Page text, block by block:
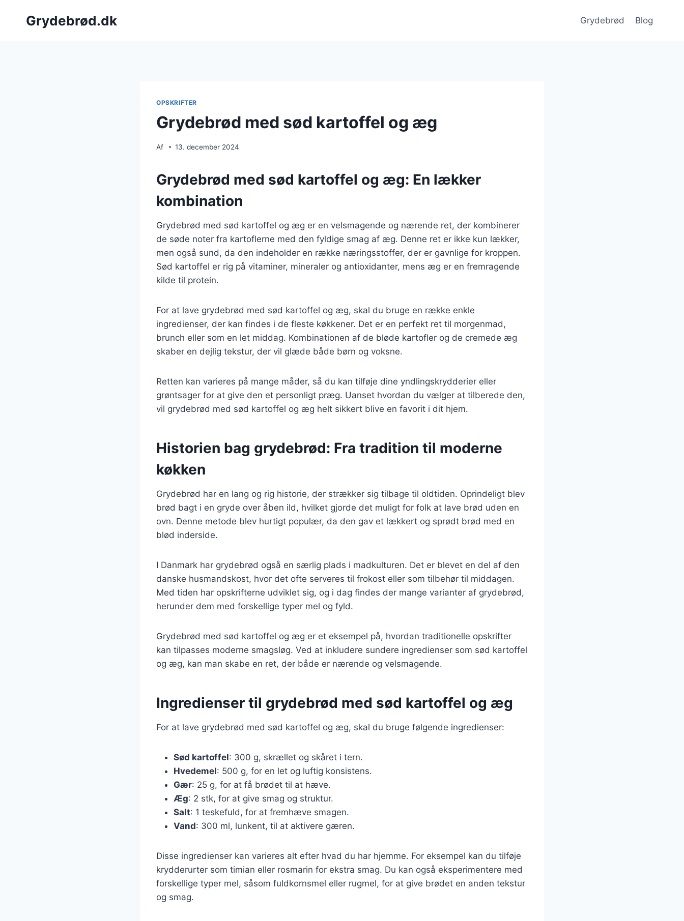
Grydebrød.dk Grydebrød Blog
OPSKRIFTER
Grydebrød med sød kartoffel og æg
Af 13. december 2024
Grydebrød med sød kartoffel og æg: En lækker
kombination
Grydebrød med sød kartoffel og æg er en velsmagende og nærende ret, der kombinerer
de søde noter fra kartoflerne med den fyldige smag af æg. Denne ret er ikke kun lækker,
men også sund, da den indeholder en række næringsstoffer, der er gavnlige for kroppen.
Sød kartoffel er rig på vitaminer, mineraler og antioxidanter, mens æg er en fremragende
kilde til protein.
For at lave grydebrød med sød kartoffel og æg, skal du bruge en række enkle
ingredienser, der kan findes i de fleste køkkener. Det er en perfekt ret til morgenmad,
brunch eller som en let middag. Kombinationen af de bløde kartofler og de cremede æg
skaber en dejlig tekstur, der vil glæde både børn og voksne.
Retten kan varieres på mange måder, så du kan tilføje dine yndlingskrydderier eller
grøntsager for at give den et personligt præg. Uanset hvordan du vælger at tilberede den,
vil grydebrød med sød kartoffel og æg helt sikkert blive en favorit i dit hjem.
Historien bag grydebrød: Fra tradition til moderne
køkken
Grydebrød har en lang og rig historie, der strækker sig tilbage til oldtiden. Oprindeligt blev
brød bagt i en gryde over åben ild, hvilket gjorde det muligt for folk at lave brød uden en
ovn. Denne metode blev hurtigt populær, da den gav et lækkert og sprødt brød med en
blød inderside.
I Danmark har grydebrød også en særlig plads i madkulturen. Det er blevet en del af den
danske husmandskost, hvor det ofte serveres til frokost eller som tilbehør til middagen.
Med tiden har opskrifterne udviklet sig, og i dag findes der mange varianter af grydebrød,
herunder dem med forskellige typer mel og fyld.
Grydebrød med sød kartoffel og æg er et eksempel på, hvordan traditionelle opskrifter
kan tilpasses moderne smagsløg. Ved at inkludere sundere ingredienser som sød kartoffel
og æg, kan man skabe en ret, der både er nærende og velsmagende.
Ingredienser til grydebrød med sød kartoffel og æg
For at lave grydebrød med sød kartoffel og æg, skal du bruge følgende ingredienser:
Sød kartoffel: 300 g, skrællet og skåret i tern.
Hvedemel: 500 g, for en let og luftig konsistens.
Gær: 25 g, for at få brødet til at hæve.
Æg: 2 stk, for at give smag og struktur.
Salt: 1 teskefuld, for at fremhæve smagen.
Vand: 300 ml, lunkent, til at aktivere gæren.
Disse ingredienser kan varieres alt efter hvad du har hjemme. For eksempel kan du tilføje
krydderurter som timian eller rosmarin for ekstra smag. Du kan også eksperimentere med
forskellige typer mel, såsom fuldkornsmel eller rugmel, for at give brødet en anden tekstur
og smag.